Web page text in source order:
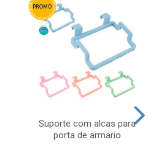
Suporte com alcas para
porta de armario